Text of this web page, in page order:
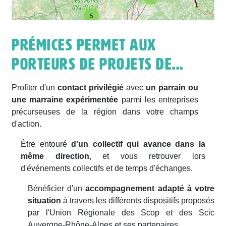
5
Prémices permet aux
porteurs de projets de...
Profiter d'un contact privilégié avec un parrain ou
une marraine expérimentée parmi les entreprises
précurseuses de la région dans votre champs
d'action.
Être entouréd'un collectif qui avance dans la
même direction, et vous retrouver lors
d'événements collectifs et de temps d'échanges.
Bénéficier d'unaccompagnement adapté à votre
situation à travers les différents dispositifs proposés
par l'Union Régionale des Scop et des Scic